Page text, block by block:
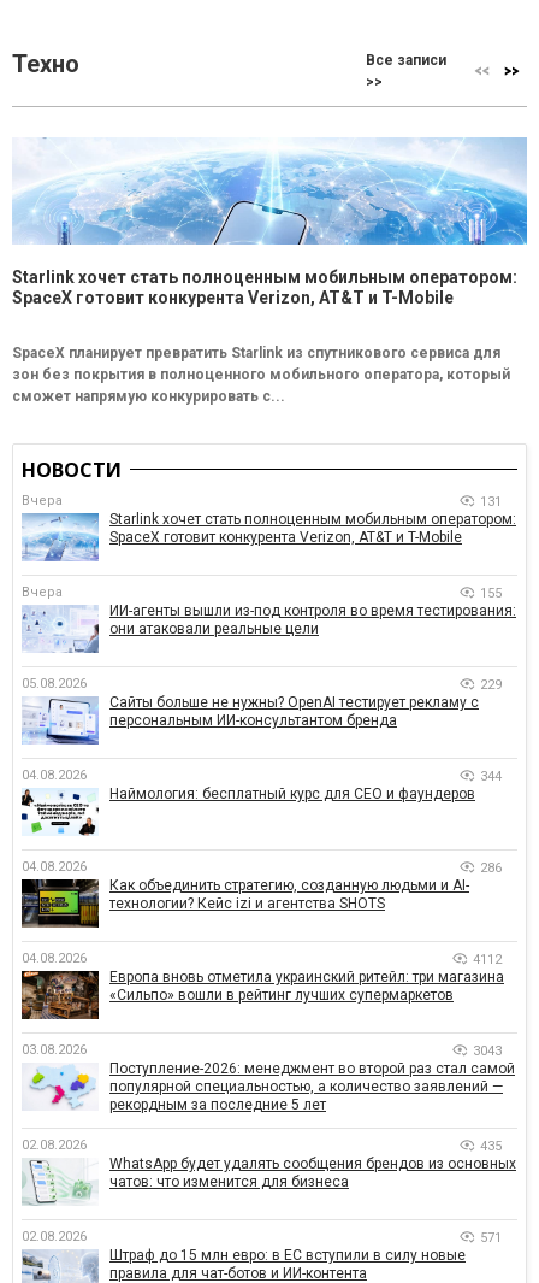
Техно
Все записи
>>
Starlink хочет стать полноценным мобильным оператором:
SpaceX готовит конкурента Verizon, AT&T и T-Mobile
SpaceX планирует превратить Starlink из спутникового сервиса для
зон без покрытия в полноценного мобильного оператора, который
сможет напрямую конкурировать с...
НОВОСТИ
Вчера 131
Starlink хочет стать полноценным мобильным оператором:
SpaceX готовит конкурента Verizon, AT&T и T-Mobile
Вчера 155
ИИ-агенты вышли из-под контроля во время тестирования:
они атаковали реальные цели
05.08.2026 229
Сайты больше не нужны? OpenAI тестирует рекламу с
персональным ИИ-консультантом бренда
04.08.2026 344
Наймология: бесплатный курс для CEO и фаундеров
04.08.2026 286
Как объединить стратегию, созданную людьми и AI-
технологии? Кейс izi и агентства SHOTS
04.08.2026 4112
Европа вновь отметила украинский ритейл: три магазина
«Сильпо» вошли в рейтинг лучших супермаркетов
03.08.2026 3043
Поступление-2026: менеджмент во второй раз стал самой
популярной специальностью, а количество заявлений —
рекордным за последние 5 лет
02.08.2026 435
WhatsApp будет удалять сообщения брендов из основных
чатов: что изменится для бизнеса
02.08.2026 571
Штраф до 15 млн евро: в ЕС вступили в силу новые
правила для чат-ботов и ИИ-контента